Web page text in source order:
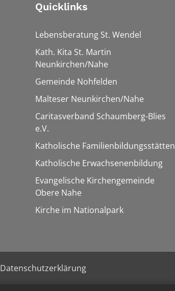
Quicklinks
Lebensberatung St. Wendel
Kath. Kita St. Martin
Neunkirchen/Nahe
Gemeinde Nohfelden
Malteser Neunkirchen/Nahe
Caritasverband Schaumberg-Blies
e.V.
Katholische Familienbildungsstätten
Katholische Erwachsenenbildung
Evangelische Kirchengemeinde
Obere Nahe
Kirche im Nationalpark
Datenschutzerklärung